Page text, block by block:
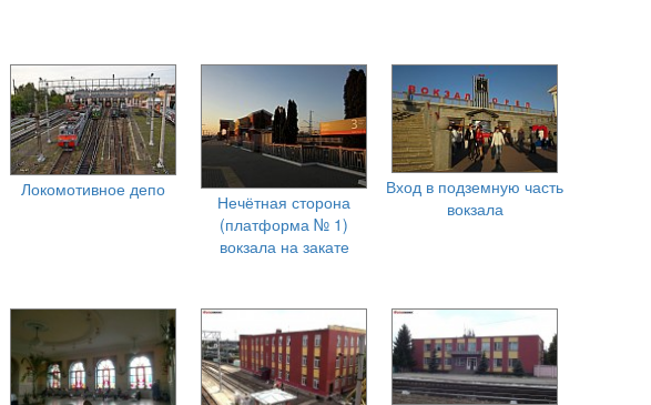
Локомотивное депо
Нечётная сторона
(платформа № 1)
вокзала на закате
Вход в подземную часть
вокзала